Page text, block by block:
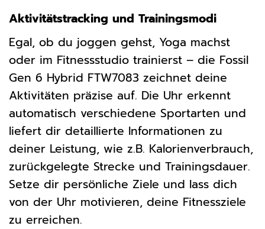
Aktivitätstracking und Trainingsmodi
Egal, ob du joggen gehst, Yoga machst
oder im Fitnessstudio trainierst – die Fossil
Gen 6 Hybrid FTW7083 zeichnet deine
Aktivitäten präzise auf. Die Uhr erkennt
automatisch verschiedene Sportarten und
liefert dir detaillierte Informationen zu
deiner Leistung, wie z.B. Kalorienverbrauch,
zurückgelegte Strecke und Trainingsdauer.
Setze dir persönliche Ziele und lass dich
von der Uhr motivieren, deine Fitnessziele
zu erreichen.